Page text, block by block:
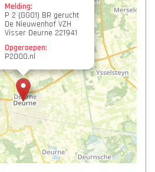
Melding:
P 2 (GG01) BR gerucht
De Nieuwenhof VZH
Visser Deurne 221941
Opgeroepen:
P2000.nl